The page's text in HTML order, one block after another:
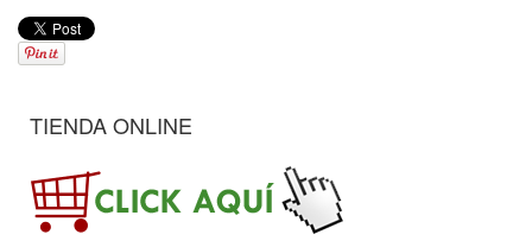
TIENDA ONLINE